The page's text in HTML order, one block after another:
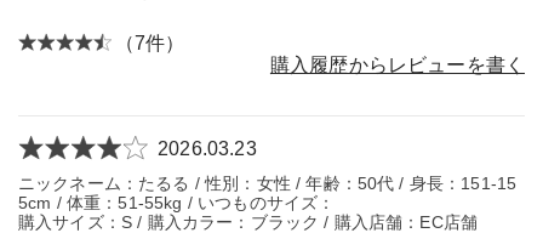
（7件）
購入履歴からレビューを書く
2026.03.23
ニックネーム：たるる / 性別：女性 / 年齢：50代 / 身長：151-15
5cm / 体重：51-55kg / いつものサイズ：
購入サイズ：S / 購入カラー：ブラック / 購入店舗：EC店舗